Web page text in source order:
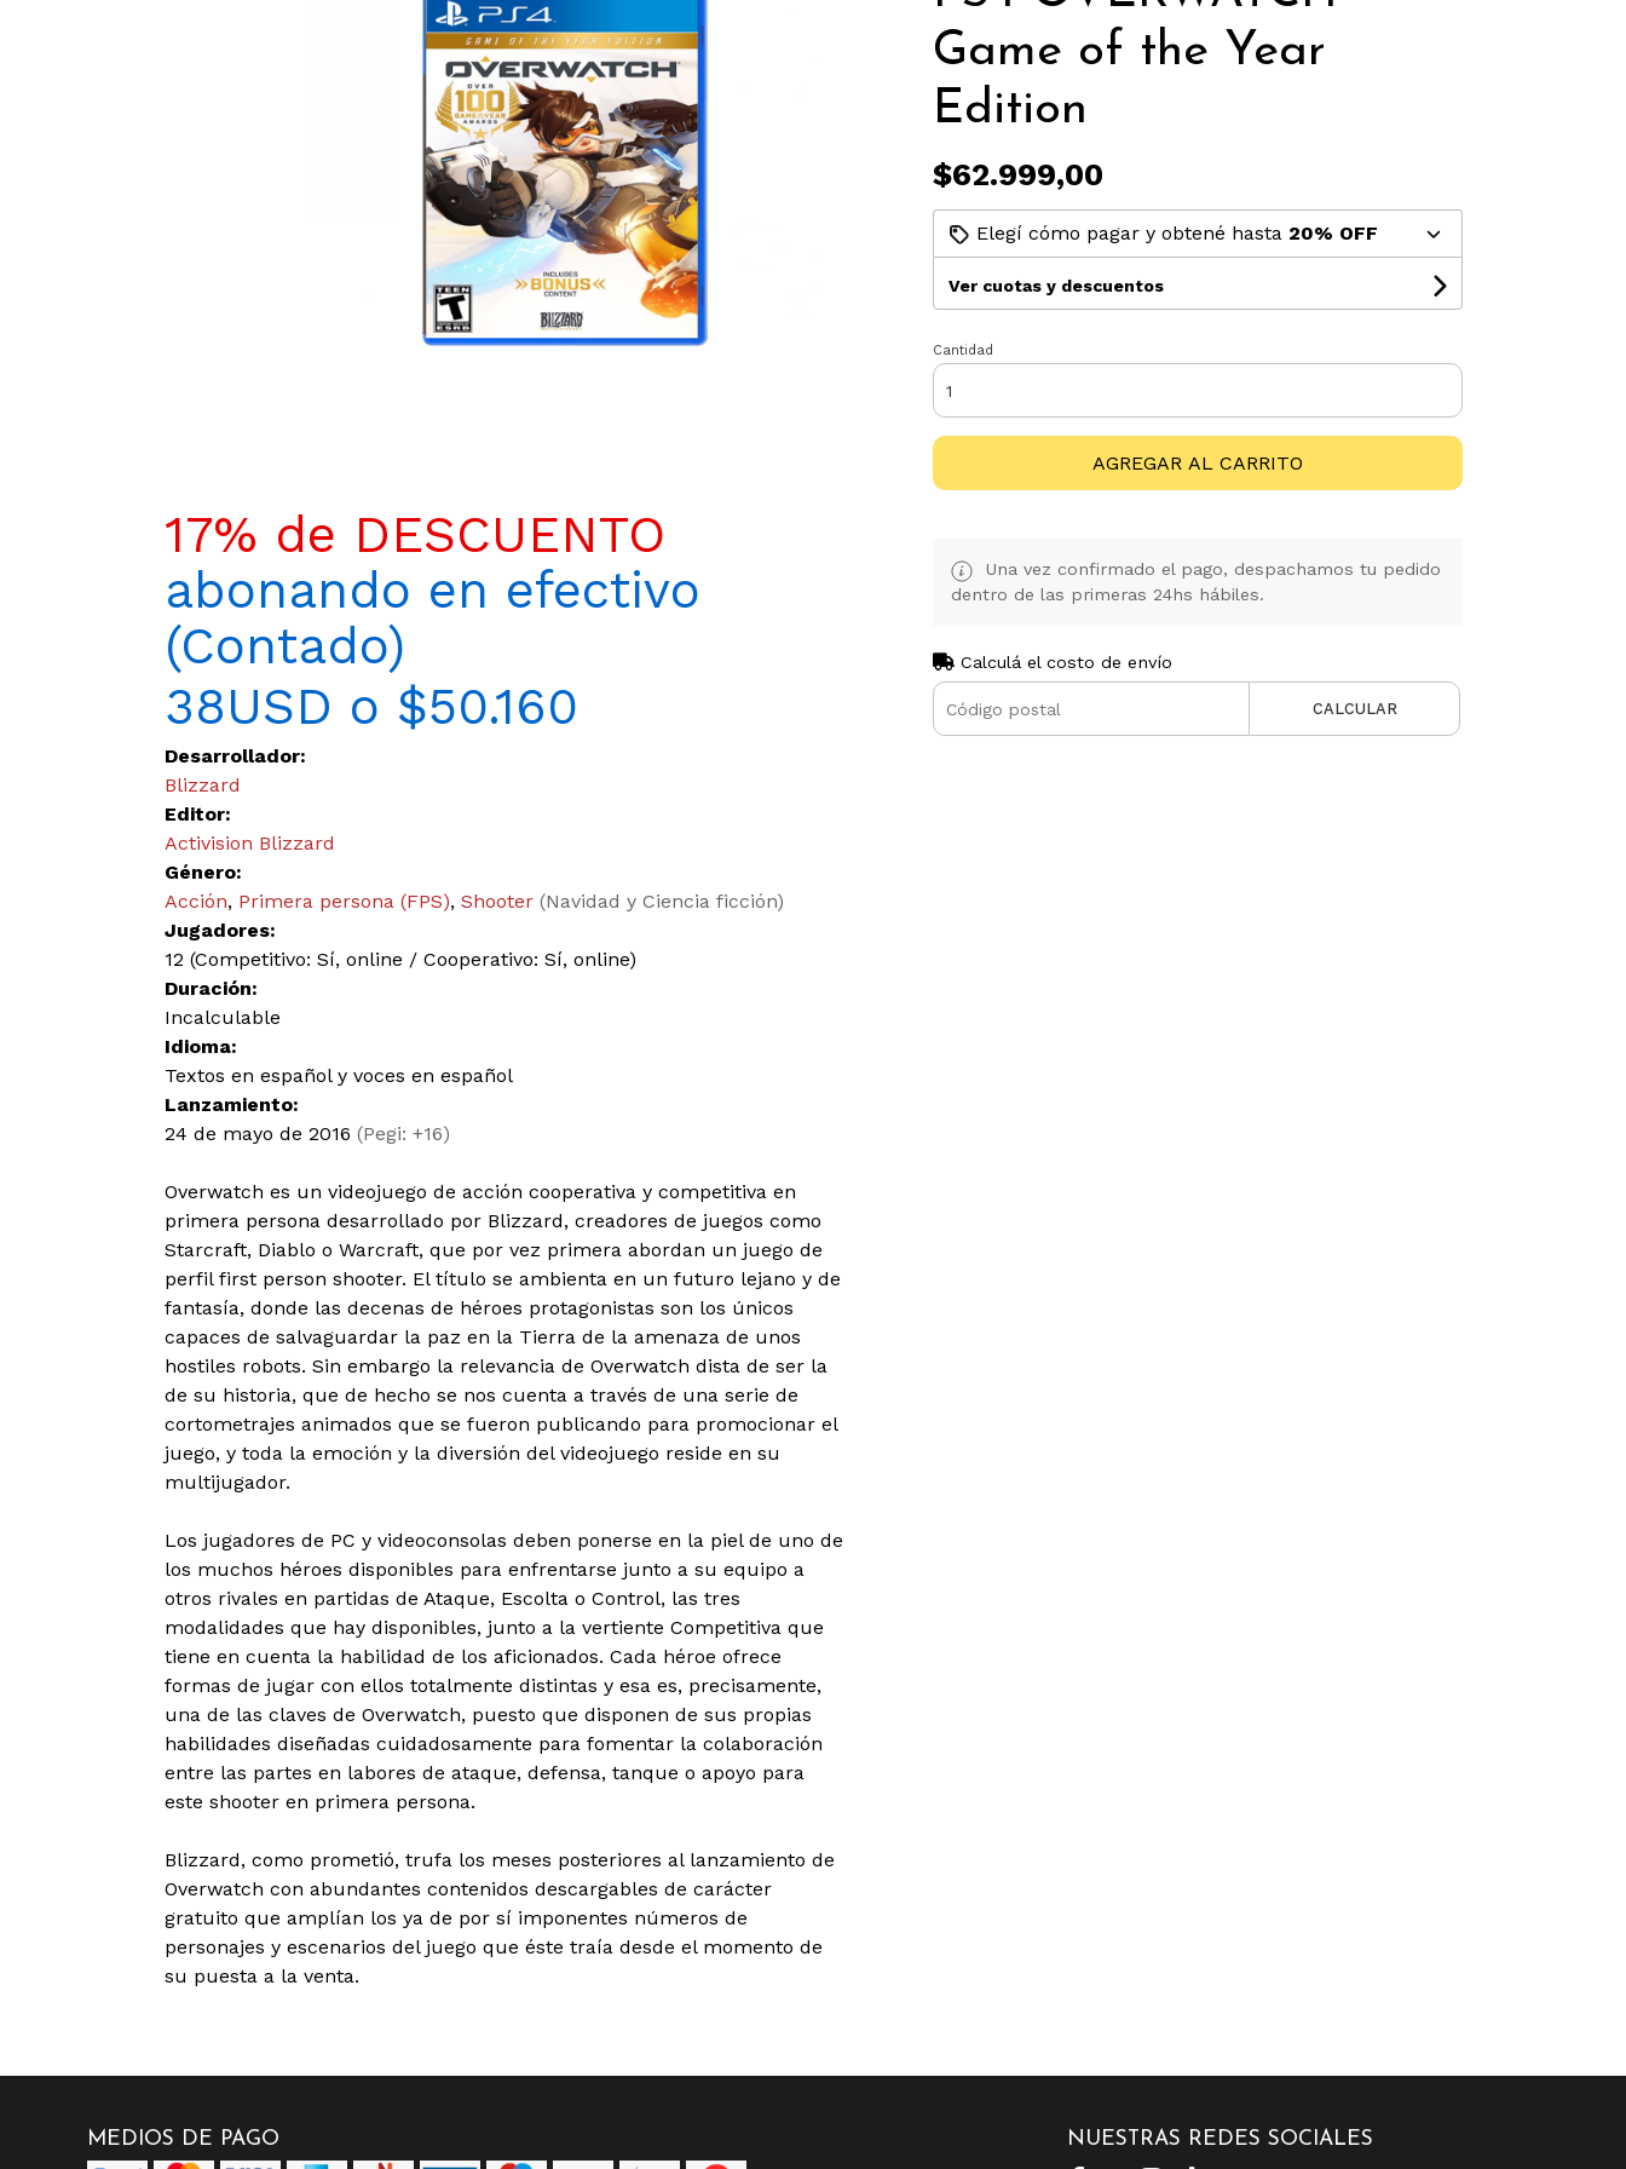
17% de DESCUENTO
abonando en efectivo
(Contado)
38USD o $50.160
Desarrollador:
Blizzard
Editor:
Activision Blizzard
Género:
Acción, Primera persona (FPS), Shooter (Navidad y Ciencia ficción)
Jugadores:
12 (Competitivo: Sí, online / Cooperativo: Sí, online)
Duración:
Incalculable
Idioma:
Textos en español y voces en español
Lanzamiento:
24 de mayo de 2016 (Pegi: +16)
Overwatch es un videojuego de acción cooperativa y competitiva en
primera persona desarrollado por Blizzard, creadores de juegos como
Starcraft, Diablo o Warcraft, que por vez primera abordan un juego de
perfil first person shooter. El título se ambienta en un futuro lejano y de
fantasía, donde las decenas de héroes protagonistas son los únicos
capaces de salvaguardar la paz en la Tierra de la amenaza de unos
hostiles robots. Sin embargo la relevancia de Overwatch dista de ser la
de su historia, que de hecho se nos cuenta a través de una serie de
cortometrajes animados que se fueron publicando para promocionar el
juego, y toda la emoción y la diversión del videojuego reside en su
multijugador.
Los jugadores de PC y videoconsolas deben ponerse en la piel de uno de
los muchos héroes disponibles para enfrentarse junto a su equipo a
otros rivales en partidas de Ataque, Escolta o Control, las tres
modalidades que hay disponibles, junto a la vertiente Competitiva que
tiene en cuenta la habilidad de los aficionados. Cada héroe ofrece
formas de jugar con ellos totalmente distintas y esa es, precisamente,
una de las claves de Overwatch, puesto que disponen de sus propias
habilidades diseñadas cuidadosamente para fomentar la colaboración
entre las partes en labores de ataque, defensa, tanque o apoyo para
este shooter en primera persona.
Blizzard, como prometió, trufa los meses posteriores al lanzamiento de
Overwatch con abundantes contenidos descargables de carácter
gratuito que amplían los ya de por sí imponentes números de
personajes y escenarios del juego que éste traía desde el momento de
su puesta a la venta.
Game of the Year
Edition
$62.999,00
Elegí cómo pagar y obtené hasta 20% OFF
Ver cuotas y descuentos
Cantidad
AGREGAR AL CARRITO
Una vez confirmado el pago, despachamos tu pedido
dentro de las primeras 24hs hábiles.
Calculá el costo de envío
CALCULAR
MEDIOS DE PAGO NUESTRAS REDES SOCIALES